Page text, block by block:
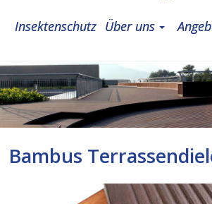
Insektenschutz Über uns
Bambus